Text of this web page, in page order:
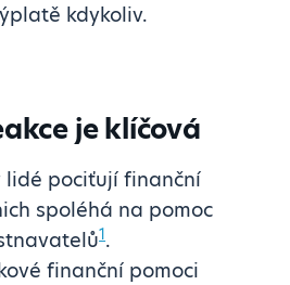
kdykoliv.
je klíčová
lidé pociťují finanční
spoléhá na pomoc
1.
finanční pomoci